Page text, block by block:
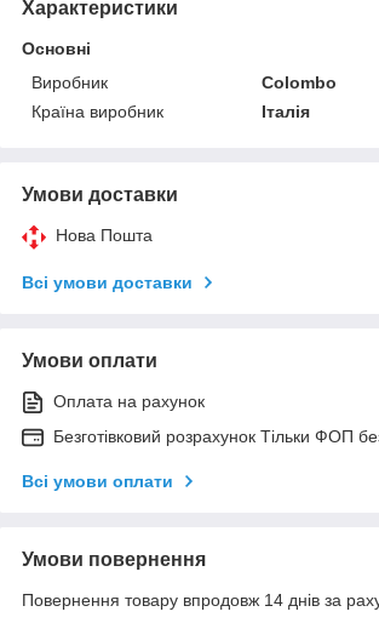
Характеристики
Основні
Виробник
Colombo
Країна виробник
Італія
Умови доставки
Нова Пошта
Всі умови доставки
Умови оплати
Оплата на рахунок
Безготівковий розрахунок Тільки ФОП
Всі умови оплати
Умови повернення
Повернення товару впродовж 14 днів за